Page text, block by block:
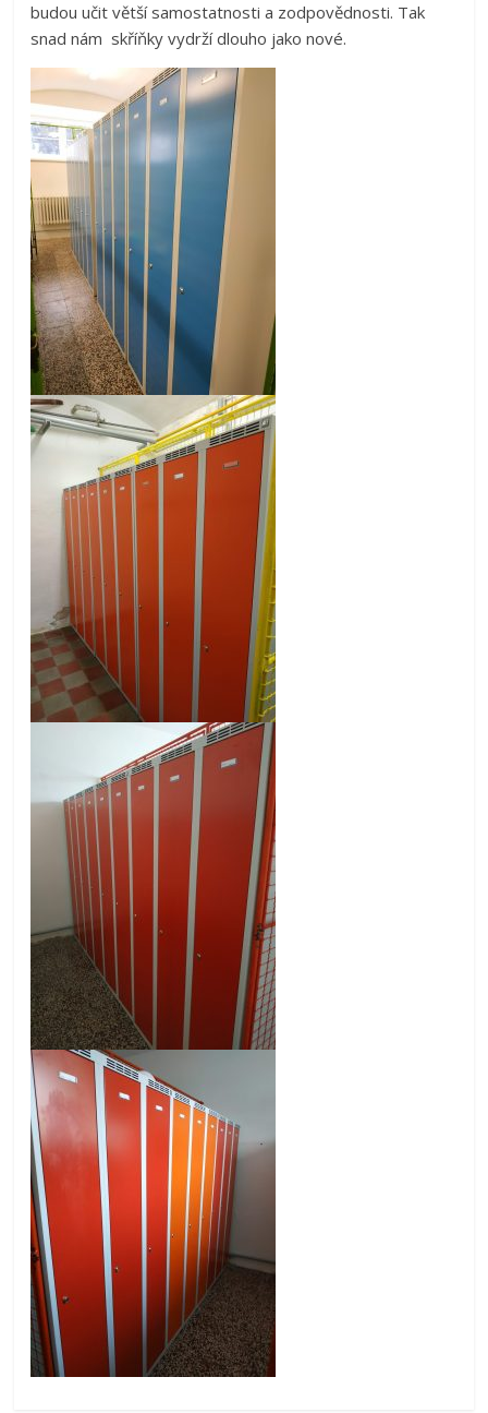
budou učit větší samostatnosti a zodpovědnosti. Tak
snad nám skříňky vydrží dlouho jako nové.